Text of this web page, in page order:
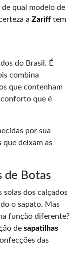
qual modelo de
a Zariff tem
do Brasil. É
combina
que contenham
conforto que é
por sua
deixam as
de Botas
solas dos calçados
o sapato. Mas
função diferente?
de sapatilhas
das